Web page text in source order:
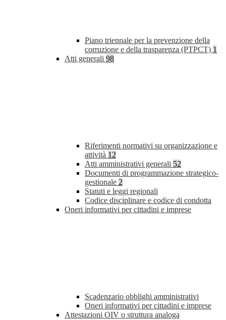
Piano triennale per la prevenzione della
corruzione e della trasparenza (PTPCT) 1
Atti generali 98
Riferimenti normativi su organizzazione e
attività 12
Atti amministrativi generali 52
Documenti di programmazione strategico-
gestionale 2
Statuti e leggi regionali
Codice disciplinare e codice di condotta
Oneri informativi per cittadini e imprese
Scadenzario obblighi amministrativi
Oneri informativi per cittadini e imprese
Attestazioni OIV o struttura analoga